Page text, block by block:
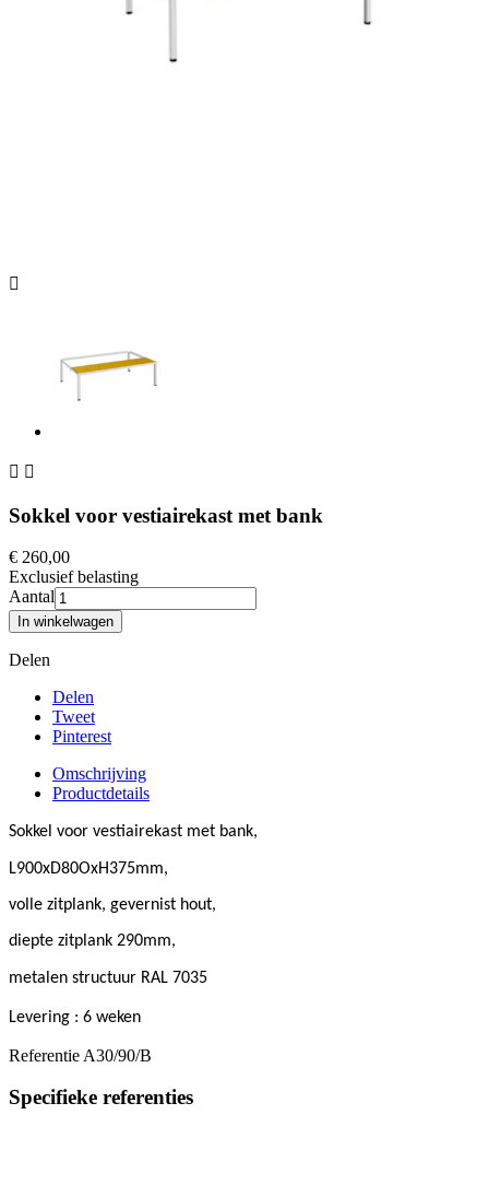

 
Sokkel voor vestiairekast met bank
€ 260,00
Exclusief belasting
Aantal
In winkelwagen
Delen
Delen
Tweet
Pinterest
Omschrijving
Productdetails
Sokkel voor vestiairekast met bank,
L900xD80OxH375mm,
volle zitplank, gevernist hout,
diepte zitplank 290mm,
metalen structuur RAL 7035
Levering : 6 weken
Referentie A30/90/B
Specifieke referenties